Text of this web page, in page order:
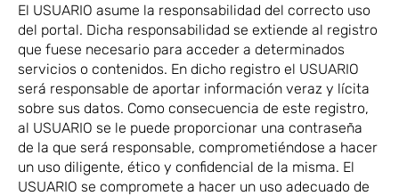
El USUARIO asume la responsabilidad del correcto uso
del portal. Dicha responsabilidad se extiende al registro
que fuese necesario para acceder a determinados
servicios o contenidos. En dicho registro el USUARIO
será responsable de aportar información veraz y lícita
sobre sus datos. Como consecuencia de este registro,
al USUARIO se le puede proporcionar una contraseña
de la que será responsable, comprometiéndose a hacer
un uso diligente, ético y confidencial de la misma. El
USUARIO se compromete a hacer un uso adecuado de